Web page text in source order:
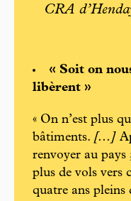
CRA
« Soit on
libèrent »
« On n’est plus
bâtiments. [...]
renvoyer au pays
plus de vols vers
quatre ans pleins